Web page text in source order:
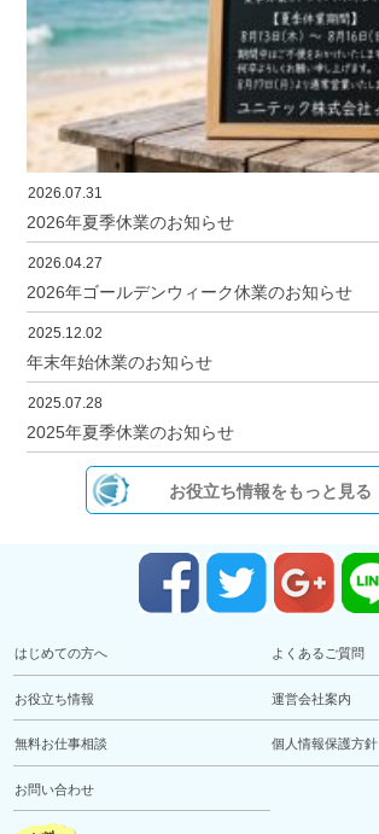
2026.07.31
2026年夏季休業のお知らせ
2026.04.27
2026年ゴールデンウィーク休業のお知らせ
2025.12.02
年末年始休業のお知らせ
2025.07.28
2025年夏季休業のお知らせ
お役立ち情報をもっと見る
はじめての方へ よくあるご質問
お役立ち情報 運営会社案内
無料お仕事相談 個人情報保護方針
お問い合わせ